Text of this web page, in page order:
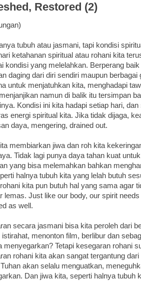
Restored (2)
tubuh atau jasmani, tapi kondisi
ketahanan spiritual atau rohani kita
kondisi yang melelahkan. Berperang
daging dari diri sendiri maupun
untuk menjatuhkan kita, menghadapi
namun di balik itu tersimpan
Kondisi ini kita hadapi setiap hari,
energi spiritual kita. Jika tidak dijaga,
daya, mengering, drained out.
membiarkan jiwa dan roh kita
Tidak lagi punya daya tahan kuat
yang bisa melemahkan bahkan
halnya tubuh kita yang lelah butuh
kita pun butuh hal yang sama agar
lemas. Just like our body, our spirit
as well.
secara jasmani bisa kita peroleh dari
istirahat, menonton film, berlibur dan
menyegarkan? Tetapi kesegaran rohani
rohani kita akan sangat tergantung
akan selalu menguatkan,
Dan jiwa kita, seperti halnya tubuh